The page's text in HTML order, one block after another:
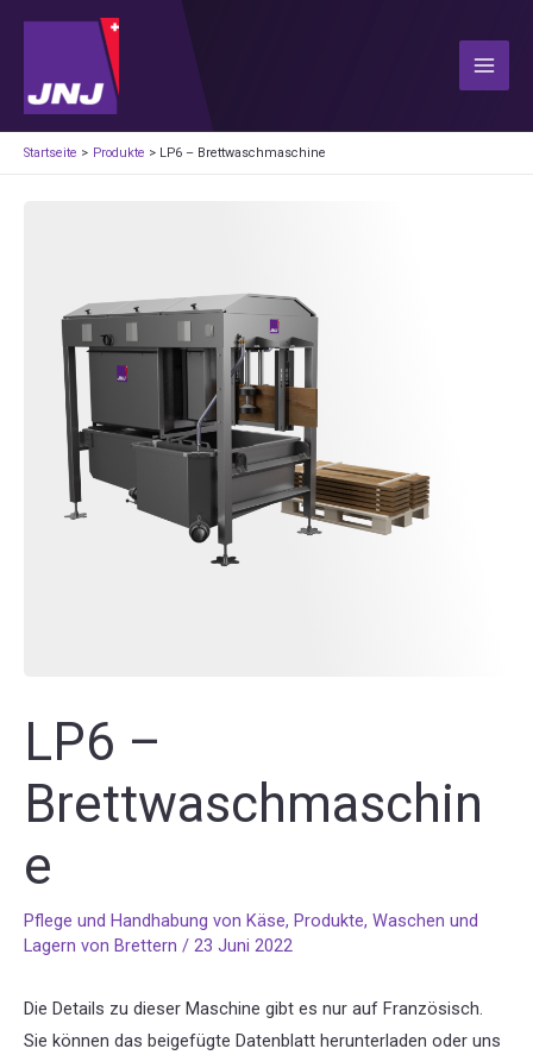
springen
Main
Startseite Produkte LP6 – Brettwaschmaschine
LP6 –
Brettwaschmaschin
e
Pflege und Handhabung von Käse, Produkte, Waschen und
Lagern von Brettern / 23 Juni 2022
Die Details zu dieser Maschine gibt es nur auf Französisch.
Sie können das beigefügte Datenblatt herunterladen oder uns